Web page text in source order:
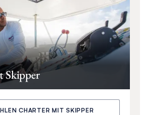
Skipper
CHARTER MIT SKIPPER